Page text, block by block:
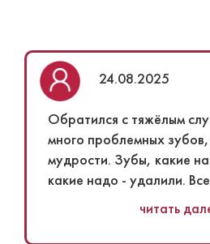
жару), удобные сиденья.
работают
отзывчивые, несколько
телефон, и помогли со
Понравилось
персонала. И то, что все
стерильное.
Лечилась несколько раз в
24.08.2025
Обратился с тяжёлым
много проблемных
мудрости. Зубы, какие
какие надо - удалили.
дела. Благодарен
читать